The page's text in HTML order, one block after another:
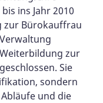
ins Jahr 2010
zur Bürokauffrau
zur
Sie
sondern
und die